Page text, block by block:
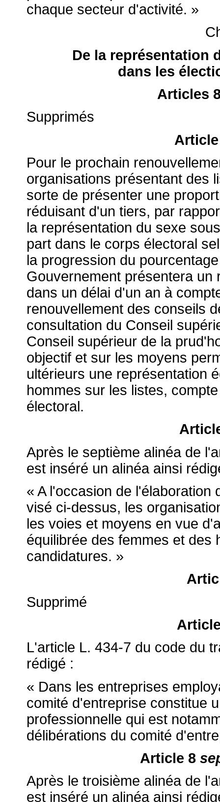
chaque secteur d'activité. »
De la représentation
dans les
Articles
Supprimés
Pour le prochain
organisations présentant des
sorte de présenter une
réduisant d'un tiers, par
la représentation du sexe
part dans le corps électoral
la progression du
Gouvernement présentera un
dans un délai d'un an à
renouvellement des conseils
consultation du Conseil
Conseil supérieur de la
objectif et sur les moyens
ultérieurs une représentation
hommes sur les listes,
électoral.
Après le septième alinéa de
est inséré un alinéa ainsi
« A l'occasion de
visé ci-dessus, les
les voies et moyens en vue
équilibrée des femmes et des
candidatures. »
Supprimé
L'article L. 434-7 du code du
rédigé :
« Dans les entreprises
comité d'entreprise constitue
professionnelle qui est
délibérations du comité
Article 8
Après le troisième alinéa de
est inséré un alinéa ainsi